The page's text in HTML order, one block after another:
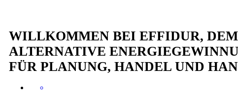
WILLKOMMEN BEI EFFIDUR,
ALTERNATIVE
FÜR PLANUNG, HANDEL UND